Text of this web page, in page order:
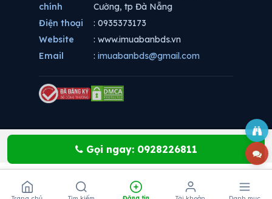
Gọi ngay: 0928226811
chính
Cường, tp Đà Nẵng
Điện thoại
: 0935373173
Website
: www.imuabanbds.vn
Email
: imuabanbds@gmail.com